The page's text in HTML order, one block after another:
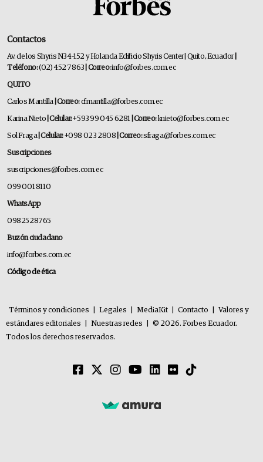
Contactos
Av. de los Shyris N34-152 y Holanda Edificio Shyris Center | Quito, Ecuador
Teléfono:(02) 452 7863 | Correo:info@forbes.com.ec
QUITO
Carlos Mantilla | Correo:cfmantilla@forbes.com.ec
Karina Nieto | Celular:+593 99 045 6281 | Correo: knieto@forbes.com.ec
Sol Fraga | Celular:+098 023 2808 | Correo:sfraga@forbes.com.ec
Suscripciones
suscripciones@forbes.com.ec
099 001 8110
WhatsApp
0982528765
Buzón ciudadano
info@forbes.com.ec
Código de ética
Términos y condiciones Legales MediaKit Contacto
Valores y
estándares editoriales
Nuestras redes
© 2026. Forbes Ecuador.
Todos los derechos reservados.